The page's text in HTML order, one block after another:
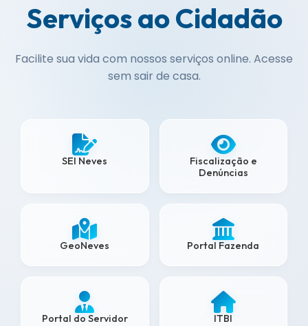
Serviços ao Cidadão
Facilite sua vida com nossos serviços online. Acesse
sem sair de casa.
SEI Neves
Fiscalização e
Denúncias
GeoNeves Portal Fazenda
Portal do Servidor ITBI